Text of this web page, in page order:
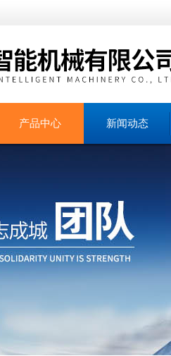
产品中心 新闻动态